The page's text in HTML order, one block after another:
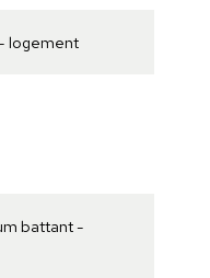
logement
battant -